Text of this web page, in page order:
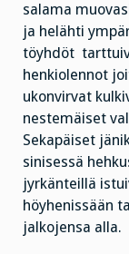
salama
ja helähti
töyhdöt
henkiolennot
ukonvirvat
nestemäiset
Sekapäiset
sinisessä
jyrkänteillä
höyhenissään
jalkojensa alla.